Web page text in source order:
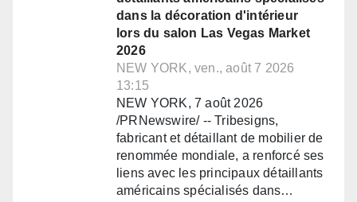
dans la décoration d'intérieur
lors du salon Las Vegas Market
2026
NEW YORK, ven., août 7 2026
13:15
NEW YORK, 7 août 2026
/PRNewswire/ -- Tribesigns,
fabricant et détaillant de mobilier de
renommée mondiale, a renforcé ses
liens avec les principaux détaillants
américains spécialisés dans…